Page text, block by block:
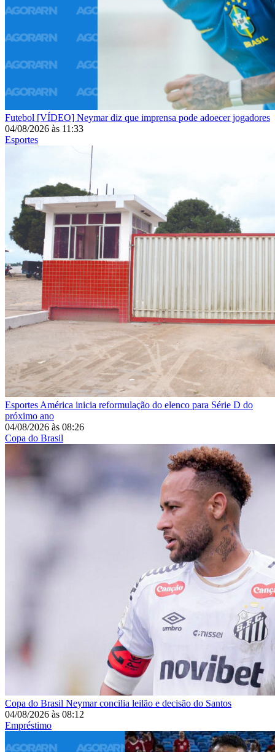
Futebol [VÍDEO] Neymar diz que imprensa pode adoecer jogadores
04/08/2026 às 11:33
Esportes
Esportes América inicia reformulação do elenco para Série D do
próximo ano
04/08/2026 às 08:26
Copa do Brasil
Copa do Brasil Neymar concilia leilão e decisão do Santos
04/08/2026 às 08:12
Empréstimo